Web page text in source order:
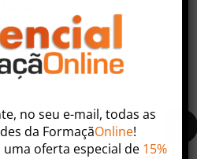
em contacto com nossa
no seu e-mail, todas as
da FormaçãOnline!
uma oferta especial de 15%